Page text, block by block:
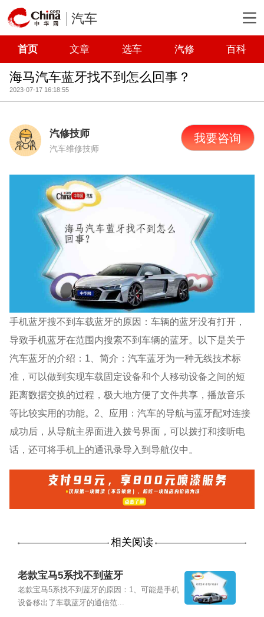
汽车
首页 文章 选车 汽修 百科
海马汽车蓝牙找不到怎么回事？
2023-07-17 16:18:55
汽修技师
汽车维修技师
我要咨询
手机蓝牙搜不到车载蓝牙的原因：车辆的蓝牙没有打开，
导致手机蓝牙在范围内搜索不到车辆的蓝牙。以下是关于
汽车蓝牙的介绍：1、简介：汽车蓝牙为一种无线技术标
准，可以做到实现车载固定设备和个人移动设备之间的短
距离数据交换的过程，极大地方便了文件共享，播放音乐
等比较实用的功能。2、应用：汽车的导航与蓝牙配对连接
成功后，从导航主界面进入拨号界面，可以拨打和接听电
话，还可将手机上的通讯录导入到导航仪中。
相关阅读
老款宝马5系找不到蓝牙
老款宝马5系找不到蓝牙的原因：1、可能是手机
设备移出了车载蓝牙的通信范...